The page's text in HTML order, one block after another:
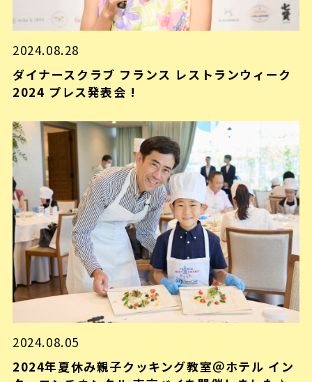
2024.08.28
ダイナースクラブ フランス レストランウィーク
2024 プレス発表会 !
2024.08.05
2024年夏休み親子クッキング教室＠ホテル イン